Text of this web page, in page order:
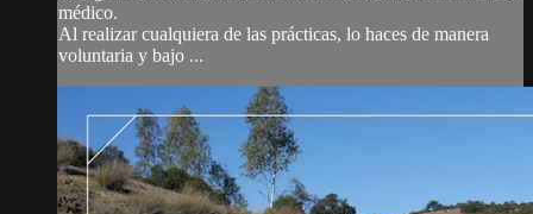
médico.
Al realizar cualquiera de las prácticas, lo haces de manera
voluntaria y bajo ...